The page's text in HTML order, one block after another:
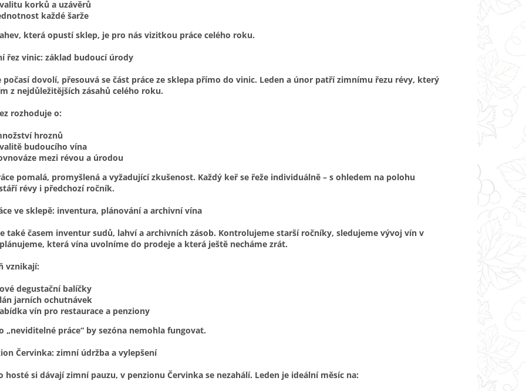
korků a uzávěrů
každé šarže
která opustí sklep, je pro nás vizitkou práce celého roku.
řez vinic: základ budoucí úrody
počasí dovolí, přesouvá se část práce ze sklepa přímo do vinic. Leden a únor patří zimnímu řezu révy, který
z nejdůležitějších zásahů celého roku.
rozhoduje o:
hroznů
budoucího vína
mezi révou a úrodou
pomalá, promyšlená a vyžadující zkušenost. Každý keř se řeže individuálně – s ohledem na polohu
révy i předchozí ročník.
ve sklepě: inventura, plánování a archivní vína
také časem inventur sudů, lahví a archivních zásob. Kontrolujeme starší ročníky, sledujeme vývoj vín v
která vína uvolníme do prodeje a která ještě necháme zrát.
vznikají:
degustační balíčky
jarních ochutnávek
vín pro restaurace a penziony
„neviditelné práce“ by sezóna nemohla fungovat.
Červinka: zimní údržba a vylepšení
hosté si dávají zimní pauzu, v penzionu Červinka se nezahálí. Leden je ideální měsíc na: